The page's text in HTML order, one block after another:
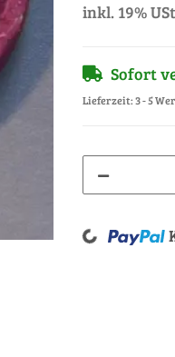
inkl. 19%
Sofort
Lieferzeit:3 - 5
Loading...